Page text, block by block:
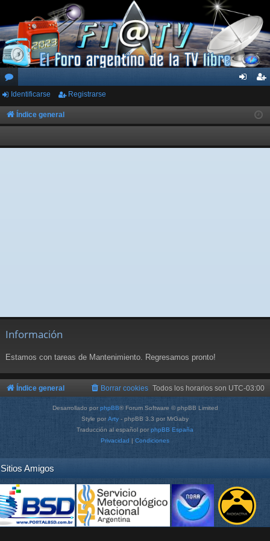
or
os
ar
ist
rs
Identificarse Registrarse
Índice general
Información
Estamos con tareas de Mantenimiento. Regresamos pronto!
Índice general Todos los horarios son UTC-03:00
Borrar cookies
Desarrollado por phpBB® Forum Software © phpBB Limited
Style por Arty - phpBB 3.3 por MrGaby
Traducción al español por phpBB España
Privacidad | Condiciones
Sitios Amigos